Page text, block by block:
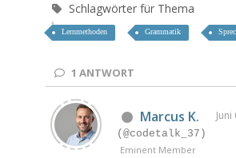
Schlagwörter für Thema
Lernmethoden Grammatik
1 ANTWORT
Marcus K.
(@codetalk_37)
Eminent Member